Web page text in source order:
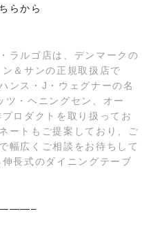
らから
ラルゴ店は、デンマークの
＆サンの正規取扱店で
ンス・J・ウェグナーの名
ツ・ヘニングセン、オー
ロダクトを取り扱ってお
ートもご提案しており、ご
幅広くご相談をお待ちして
長式のダイニングテーブ